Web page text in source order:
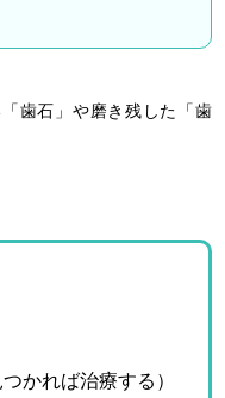
歯石」や磨き残した「歯
かれば治療する）